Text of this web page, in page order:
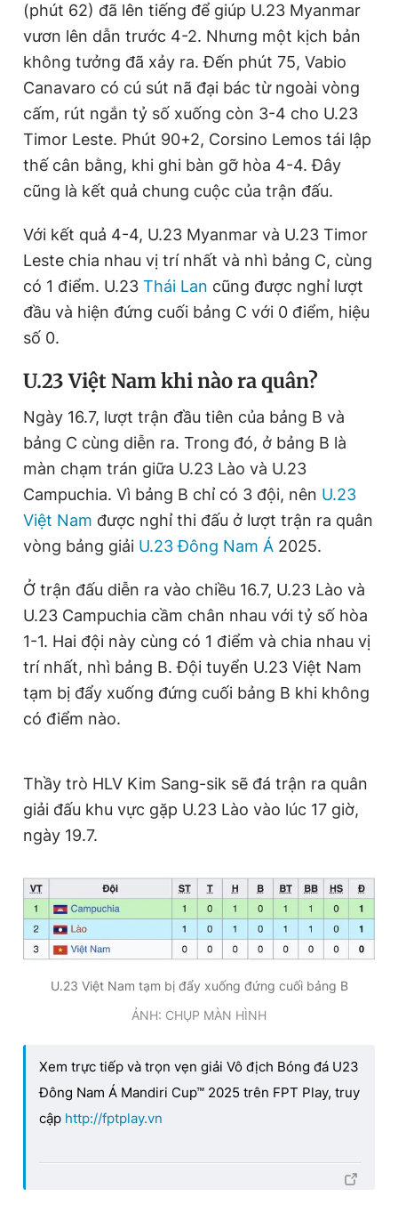
(phút 62) đã lên tiếng để giúp U.23 Myanmar
vươn lên dẫn trước 4-2. Nhưng một kịch bản
không tưởng đã xảy ra. Đến phút 75, Vabio
Canavaro có cú sút nã đại bác từ ngoài vòng
cấm, rút ngắn tỷ số xuống còn 3-4 cho U.23
Timor Leste. Phút 90+2, Corsino Lemos tái lập
thế cân bằng, khi ghi bàn gỡ hòa 4-4. Đây
cũng là kết quả chung cuộc của trận đấu.
Với kết quả 4-4, U.23 Myanmar và U.23 Timor
Leste chia nhau vị trí nhất và nhì bảng C, cùng
có 1 điểm. U.23 Thái Lan cũng được nghỉ lượt
đầu và hiện đứng cuối bảng C với 0 điểm, hiệu
số 0.
U.23 Việt Nam khi nào ra quân?
Ngày 16.7, lượt trận đầu tiên của bảng B và
bảng C cùng diễn ra. Trong đó, ở bảng B là
màn chạm trán giữa U.23 Lào và U.23
Campuchia. Vì bảng B chỉ có 3 đội, nên U.23
Việt Nam được nghỉ thi đấu ở lượt trận ra quân
vòng bảng giải U.23 Đông Nam Á 2025.
Ở trận đấu diễn ra vào chiều 16.7, U.23 Lào và
U.23 Campuchia cầm chân nhau với tỷ số hòa
1-1. Hai đội này cùng có 1 điểm và chia nhau vị
trí nhất, nhì bảng B. Đội tuyển U.23 Việt Nam
tạm bị đẩy xuống đứng cuối bảng B khi không
có điểm nào.
Thầy trò HLV Kim Sang-sik sẽ đá trận ra quân
giải đấu khu vực gặp U.23 Lào vào lúc 17 giờ,
ngày 19.7.
U.23 Việt Nam tạm bị đẩy xuống đứng cuối bảng B
ẢNH: CHỤP MÀN HÌNH
Xem trực tiếp và trọn vẹn giải Vô địch Bóng đá U23
Đông Nam Á Mandiri Cup™ 2025 trên FPT Play, truy
cập http://fptplay.vn